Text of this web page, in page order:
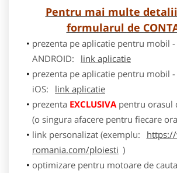
Pentru mai multe
formularul de
prezenta pe aplicatie pentru mobil
ANDROID:
link aplicatie
prezenta pe aplicatie pentru mobil
iOS:
link aplicatie
prezenta EXCLUSIVApentru orasul
(o singura afacere pentru fiecare
link personalizat (exemplu:
romania.com/ploiesti )
optimizare pentru motoare de